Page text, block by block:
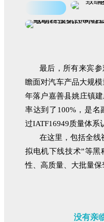
最后，所有来宾
瞻面对汽车产品大规
年落户嘉善县姚庄镇
率达到了100%，是名
过IATF16949质量体系
在这里，包括全线
拟电机下线技术”等
性、高质量、大批量保
没有亲